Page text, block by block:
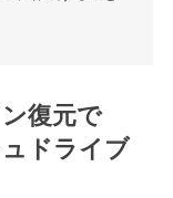
復元で
ドライブ